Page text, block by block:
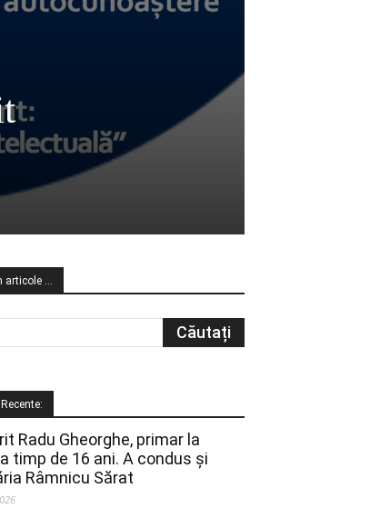
articole …
Radu Gheorghe, primar la
timp de 16 ani. A condus și
Râmnicu Sărat